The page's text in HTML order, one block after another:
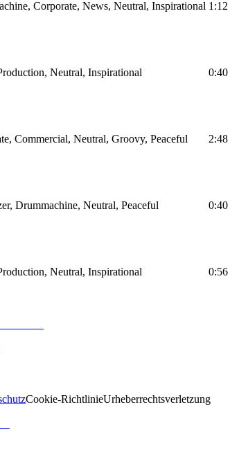
Corporate, News, Neutral, Inspirational 1:12
Neutral, Inspirational 0:40
Commercial, Neutral, Groovy, Peaceful 2:48
Drummachine, Neutral, Peaceful 0:40
Neutral, Inspirational 0:56
Cookie-RichtlinieUrheberrechtsverletzung